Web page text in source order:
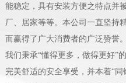
能稳定，具有安装方便之特点并
厂、居家等等。本公司一直坚持
而赢得了广大消费者的广泛赞誉。
我们秉承“懂得更多，做得更好”
完美舒适的安全享受，并本着“